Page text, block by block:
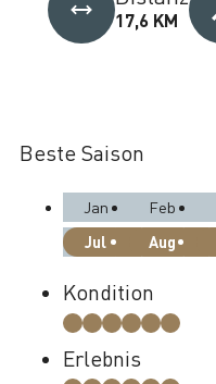
17,6 KM
Beste Saison
Jan Feb
Jul Aug
Kondition
Erlebnis